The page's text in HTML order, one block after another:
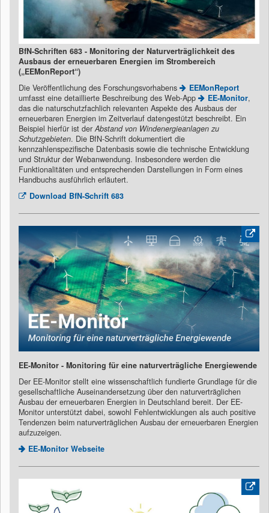
BfN-Schriften 683 - Monitoring der Naturverträglichkeit des
Ausbaus der erneuerbaren Energien im Strombereich
(„EEMonReport“)
Die Veröffentlichung des Forschungsvorhabens
EEMonReport
umfasst eine detaillierte Beschreibung des Web-App
EE-Monitor,
das die naturschutzfachlich relevanten Aspekte des Ausbaus der
erneuerbaren Energien im Zeitverlauf datengestützt beschreibt. Ein
Beispiel hierfür ist derAbstand von Windenergieanlagen zu
Schutzgebieten. Die BfN-Schrift dokumentiert die
kennzahlenspezifische Datenbasis sowie die technische Entwicklung
und Struktur der Webanwendung. Insbesondere werden die
Funktionalitäten und entsprechenden Darstellungen in Form eines
Handbuchs ausführlich erläutert.
Download BfN-Schrift 683
EE-Monitor - Monitoring für eine naturverträgliche Energiewende
Der EE-Monitor stellt eine wissenschaftlich fundierte Grundlage für die
gesellschaftliche Auseinandersetzung über den naturverträglichen
Ausbau der erneuerbaren Energien in Deutschland bereit. Der EE-
Monitor unterstützt dabei, sowohl Fehlentwicklungen als auch positive
Tendenzen beim naturverträglichen Ausbau der erneuerbaren Energien
aufzuzeigen.
EE-Monitor Webseite